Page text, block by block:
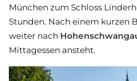
München zum Schloss
Stunden. Nach einem kurzen
weiter nach
Mittagessen ansteht.